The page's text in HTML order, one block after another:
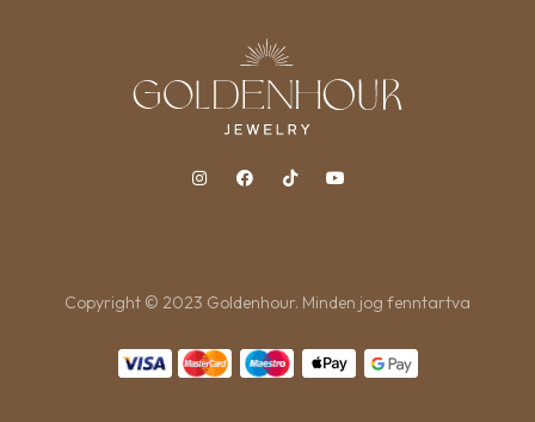
Copyright © 2023 Goldenhour. Minden jog fenntartva